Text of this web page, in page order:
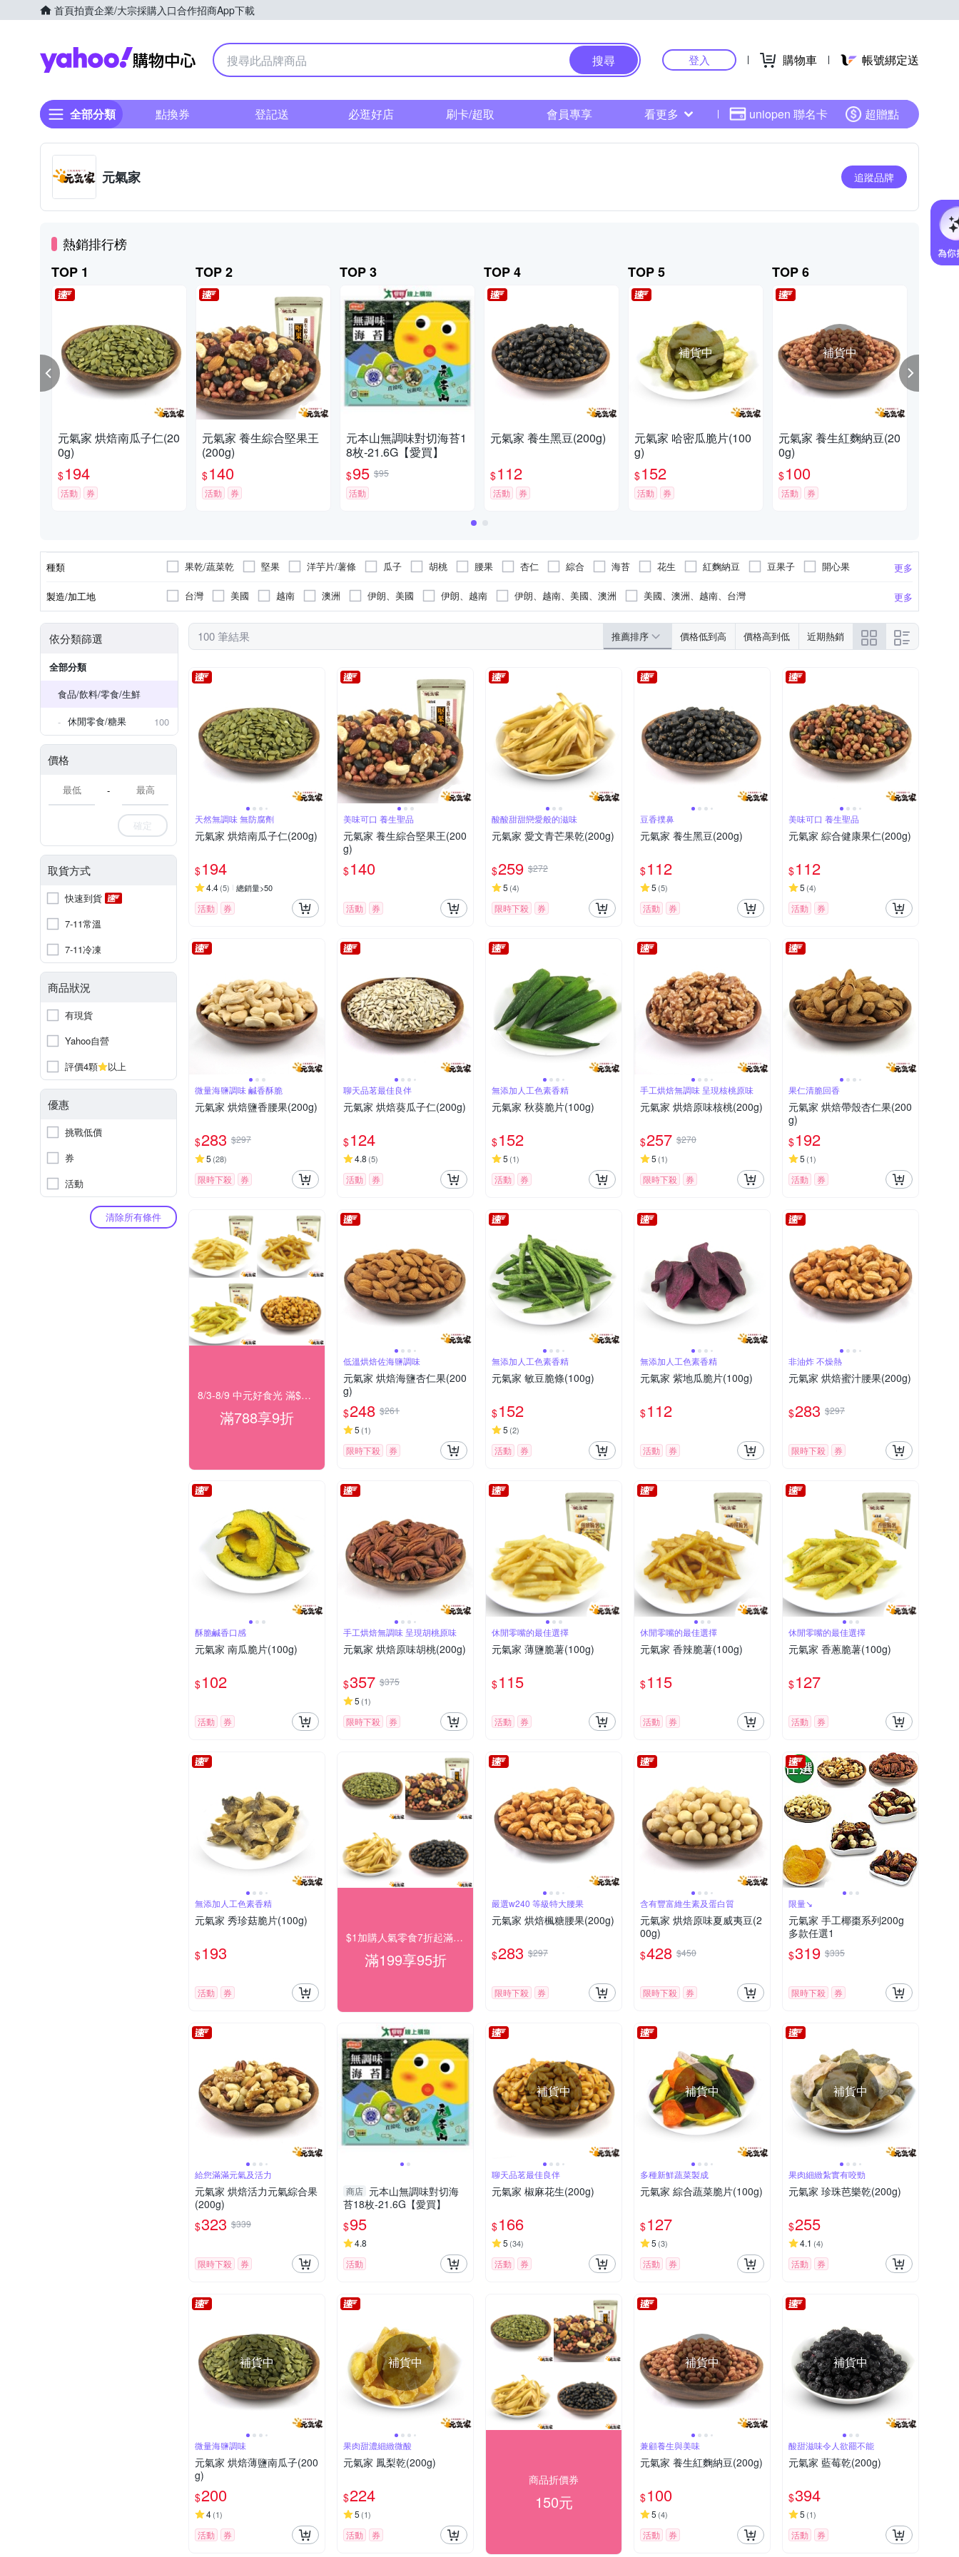
首頁拍賣企業/大宗採購入口合作招商App下載
Yahoo購物中心
搜尋 登入 購物車 帳號綁定送
全部分類 點換券 登記送 必逛好店 刷卡/超取 會員專享 看更多 uniopen 聯名卡 超贈點
元氣家 追蹤品牌
熱銷排行榜
TOP 1
元氣家 烘焙南瓜子仁(20
0g)
$194
活動 券
TOP 2
元氣家 養生綜合堅果王
(200g)
$140
活動 券
TOP 3
元本山無調味對切海苔1
8枚-21.6G【愛買】
$95 $95
活動
TOP 4
元氣家 養生黑豆(200g)
$112
活動 券
TOP 5
補貨中
元氣家 哈密瓜脆片(100
g)
$152
活動 券
TOP 6
補貨中
元氣家 養生紅麴納豆(20
0g)
$100
活動 券
種類 更多
果乾/蔬菜乾 堅果 洋芋片/薯條 瓜子 胡桃 腰果 杏仁 綜合 海苔 花生 紅麴納豆 豆果子
開心果
餅乾
其他
製造/加工地 更多
台灣 美國 越南 澳洲 伊朗、美國 伊朗、越南 伊朗、越南、美國、澳洲
美國、澳洲、越南、台灣
美國、澳洲
依分類篩選
全部分類
食品/飲料/零食/生鮮
休閒零食/糖果
100
價格
-
確定
取貨方式
快速到貨
7-11常溫
7-11冷凍
商品狀況
有現貨
Yahoo自營
評價4顆
以上
優惠
挑戰低價
券
活動
清除所有條件
100 筆結果 推薦排序 價格低到高 價格高到低 近期熱銷
天然無調味 無防腐劑
元氣家 烘焙南瓜子仁(200g)
$194
4.4(5) 總銷量>50
活動 券
美味可口 養生聖品
元氣家 養生綜合堅果王(200
g)
$140
活動 券
酸酸甜甜戀愛般的滋味
元氣家 愛文青芒果乾(200g)
$259 $272
5 (4)
限時下殺 券
豆香撲鼻
元氣家 養生黑豆(200g)
$112
5 (5)
活動 券
美味可口 養生聖品
元氣家 綜合健康果仁(200g)
$112
5 (4)
活動 券
微量海鹽調味 鹹香酥脆
元氣家 烘焙鹽香腰果(200g)
$283 $297
5 (28)
限時下殺 券
聊天品茗最佳良伴
元氣家 烘焙葵瓜子仁(200g)
$124
4.8 (5)
活動 券
無添加人工色素香精
元氣家 秋葵脆片(100g)
$152
5 (1)
活動 券
手工烘焙無調味 呈現核桃原味
元氣家 烘焙原味核桃(200g)
$257 $270
5 (1)
限時下殺 券
果仁清脆回香
元氣家 烘焙帶殼杏仁果(200
g)
$192
5 (1)
活動 券
8/3-8/9 中元好食光 滿$788享9折
滿788享9折
低溫烘焙佐海鹽調味
元氣家 烘焙海鹽杏仁果(200
g)
$248 $261
5 (1)
限時下殺 券
無添加人工色素香精
元氣家 敏豆脆條(100g)
$152
5 (2)
活動 券
無添加人工色素香精
元氣家 紫地瓜脆片(100g)
$112
活動 券
非油炸 不燥熱
元氣家 烘焙蜜汁腰果(200g)
$283 $297
限時下殺 券
酥脆鹹香口感
元氣家 南瓜脆片(100g)
$102
活動 券
手工烘焙無調味 呈現胡桃原味
元氣家 烘焙原味胡桃(200g)
$357 $375
5 (1)
限時下殺 券
休閒零嘴的最佳選擇
元氣家 薄鹽脆薯(100g)
$115
活動 券
休閒零嘴的最佳選擇
元氣家 香辣脆薯(100g)
$115
活動 券
休閒零嘴的最佳選擇
元氣家 香蔥脆薯(100g)
$127
活動 券
無添加人工色素香精
元氣家 秀珍菇脆片(100g)
$193
活動 券
$1加購人氣零食7折起滿99出貨滿199打95折
滿199享95折
嚴選w240 等級特大腰果
元氣家 烘焙楓糖腰果(200g)
$283 $297
限時下殺 券
含有豐富維生素及蛋白質
元氣家 烘焙原味夏威夷豆(2
00g)
$428 $450
限時下殺 券
限量↘
元氣家 手工椰棗系列200g
多款任選1
$319 $335
限時下殺 券
給您滿滿元氣及活力
元氣家 烘焙活力元氣綜合果
(200g)
$323 $339
限時下殺 券
商店 元本山無調味對切海
苔18枚-21.6G【愛買】
$95
4.8
活動
補貨中
聊天品茗最佳良伴
元氣家 椒麻花生(200g)
$166
5 (34)
活動 券
補貨中
多種新鮮蔬菜製成
元氣家 綜合蔬菜脆片(100g)
$127
5 (3)
活動 券
補貨中
果肉細緻紮實有咬勁
元氣家 珍珠芭樂乾(200g)
$255
4.1 (4)
活動 券
補貨中
微量海鹽調味
元氣家 烘焙薄鹽南瓜子(200
g)
$200
4(1)
活動 券
補貨中
果肉甜濃細緻微酸
元氣家 鳳梨乾(200g)
$224
5 (1)
活動 券
商品折價券
150元
補貨中
兼顧養生與美味
元氣家 養生紅麴納豆(200g)
$100
5 (4)
活動 券
補貨中
酸甜滋味令人欲罷不能
元氣家 藍莓乾(200g)
$394
5 (1)
活動 券